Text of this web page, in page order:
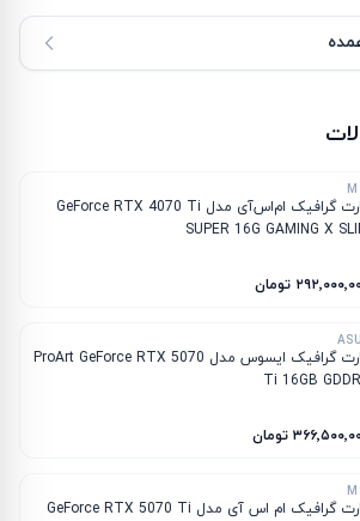
کارت گرافیک ام‌اس‌آی مدل GeForce RTX 4070 Ti
SUPER 16G GAMING X
تومان
کارت گرافیک ایسوس مدل ProArt GeForce RTX 5070
Ti 16GB
تومان
کارت گرافیک ام‌ اس‌ آی مدل GeForce RTX 5070 Ti